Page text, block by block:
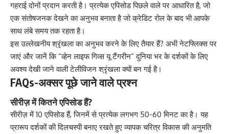
गहराई दोनों प्रदान करती है। प्रत्येक एपिसोड पिछले वाले पर आधारित है, जो
एक संतोषजनक देखने का अनुभव बनाता है जो क्रेडिट रोल के बाद भी आपके
साथ लंबे समय तक रहता है।
इस उल्लेखनीय श्रृंखला का अनुभव करने के लिए तैयार हैं? अभी नेटफ्लिक्स पर
जाएं और जानें कि “व्हेन लाइफ गिव्स यू टैंगरीन” दुनिया भर के दर्शकों के लिए
अवश्य देखी जाने वाली टेलीविजन श्रृंखला क्यों बन गई है।
FAQs-अक्सर पूछे जाने वाले प्रश्न
सीरीज़ में कितने एपिसोड हैं?
सीरीज़ में 10 एपिसोड हैं, जिनमें से प्रत्येक लगभग 50-60 मिनट का है। यह
प्रारूप दर्शकों की दिलचस्पी बनाए रखते हुए व्यापक चरित्र विकास की अनुमति